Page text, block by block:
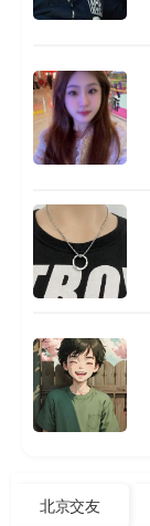
北京交友